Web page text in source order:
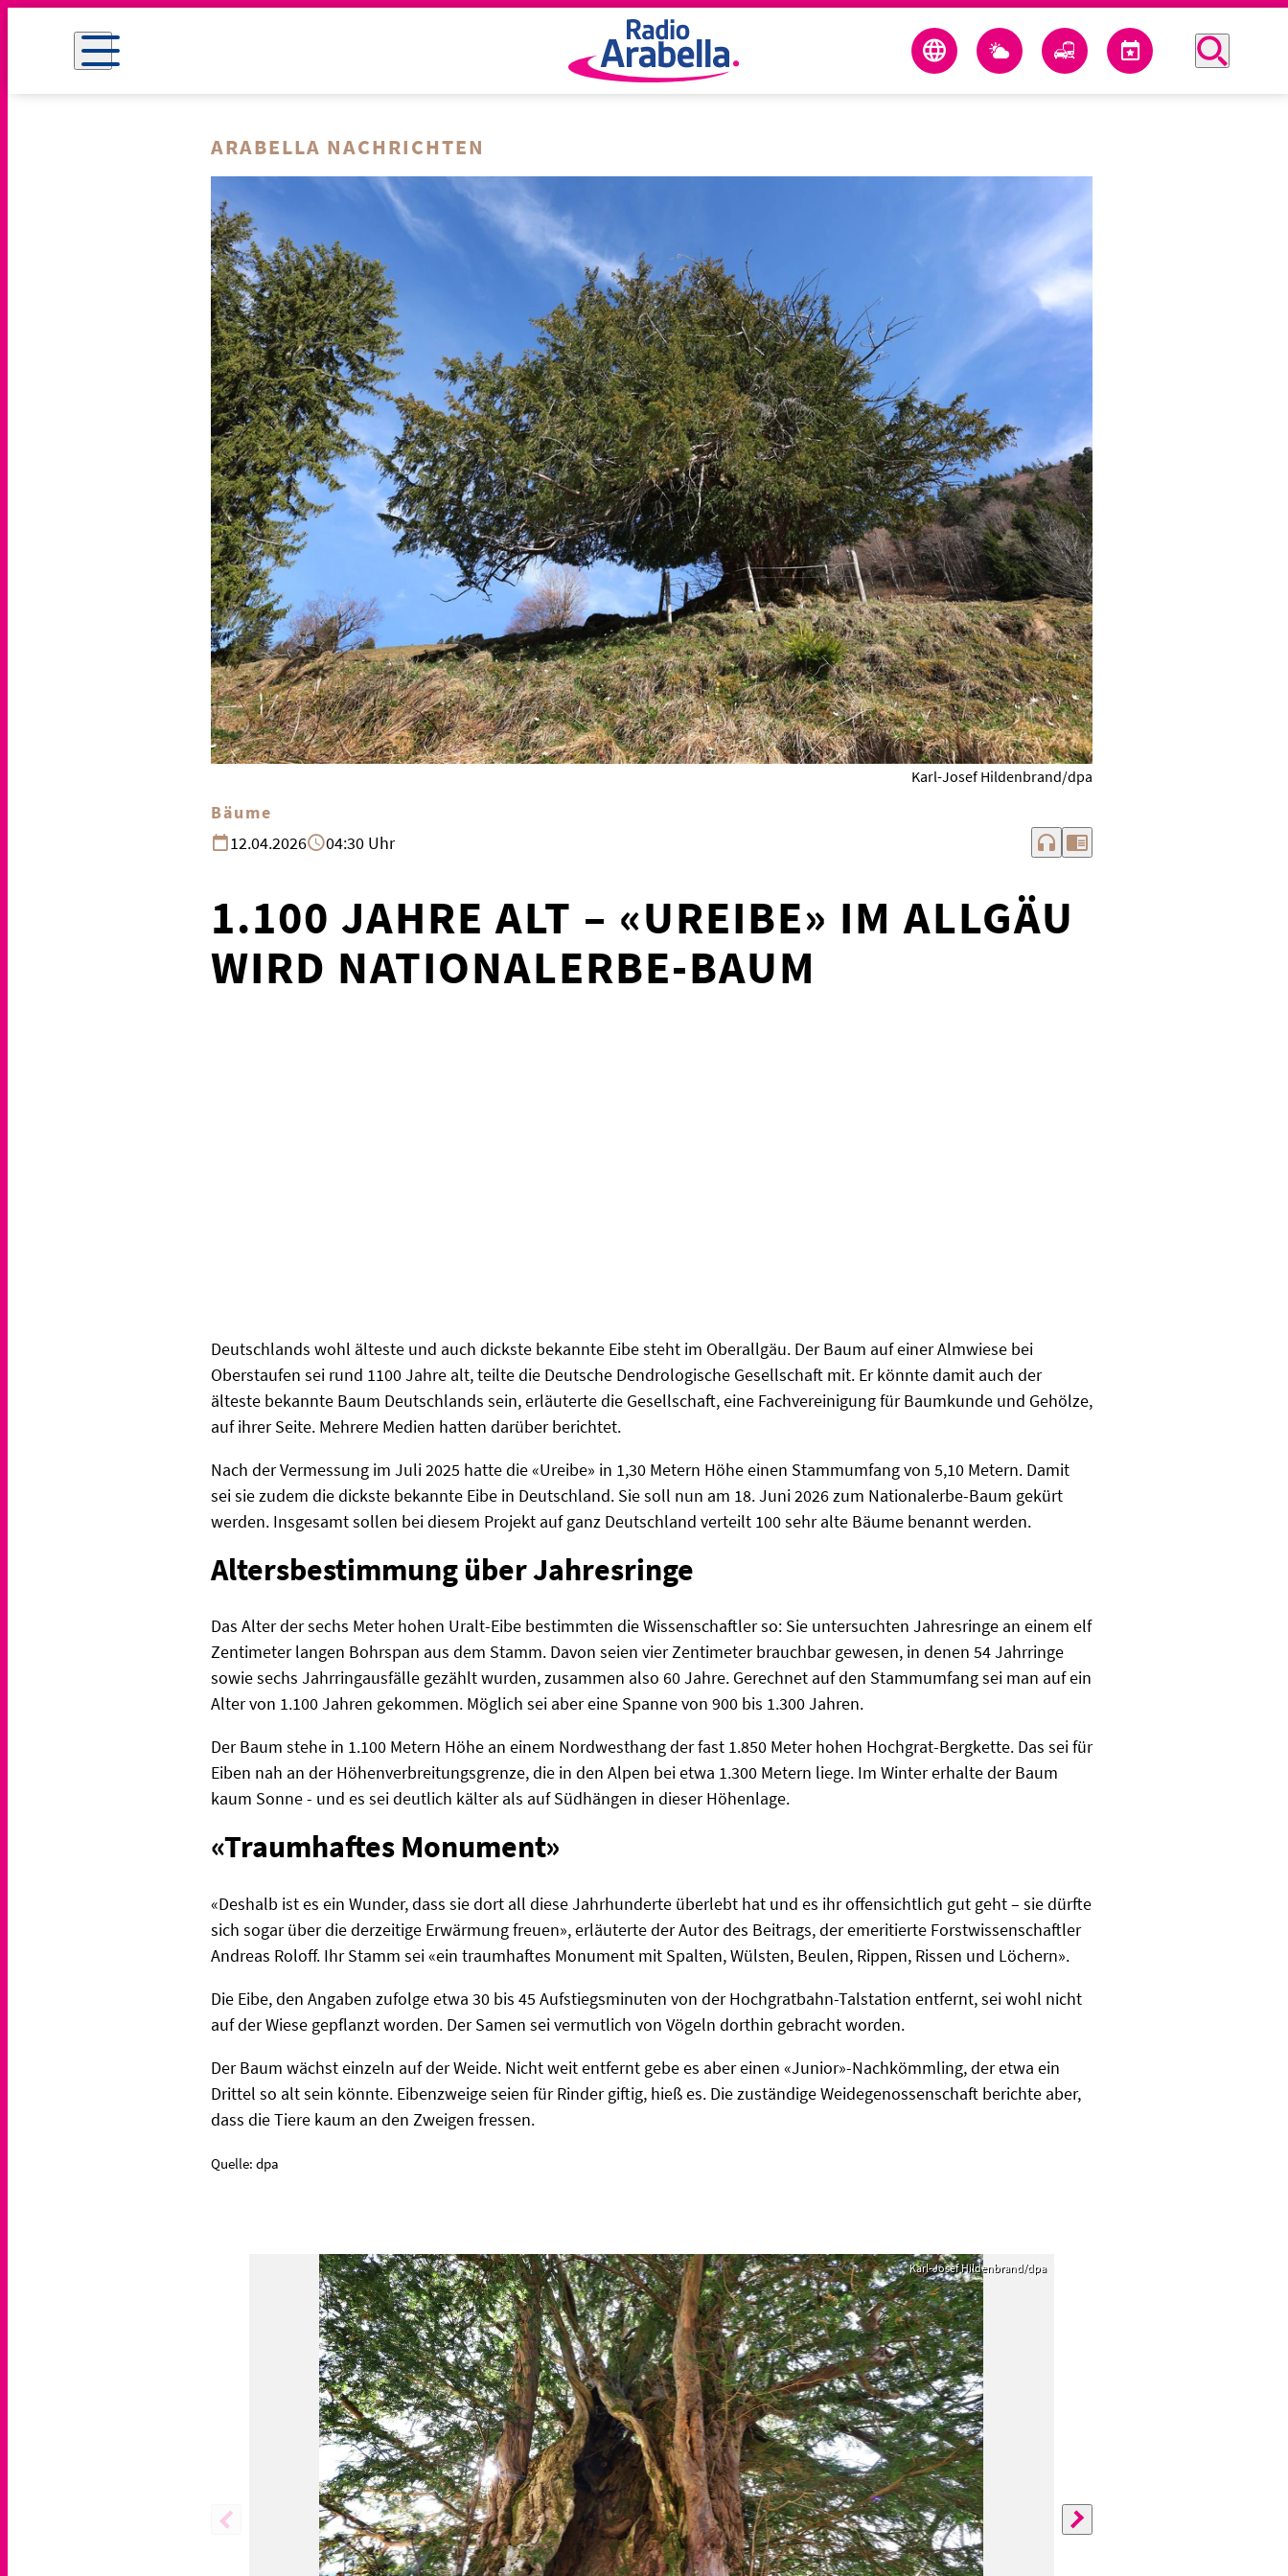
ARABELLA NACHRICHTEN
Karl-Josef Hildenbrand/dpa
Bäume
12.04.2026
04:30 Uhr headphones chrome_reader_mode
1.100 JAHRE ALT – «UREIBE» IM ALLGÄU
WIRD NATIONALERBE-BAUM
Deutschlands wohl älteste und auch dickste bekannte Eibe steht im Oberallgäu. Der Baum auf einer Almwiese bei
Oberstaufen sei rund 1100 Jahre alt, teilte die Deutsche Dendrologische Gesellschaft mit. Er könnte damit auch der
älteste bekannte Baum Deutschlands sein, erläuterte die Gesellschaft, eine Fachvereinigung für Baumkunde und Gehölze,
auf ihrer Seite. Mehrere Medien hatten darüber berichtet.
Nach der Vermessung im Juli 2025 hatte die «Ureibe» in 1,30 Metern Höhe einen Stammumfang von 5,10 Metern. Damit
sei sie zudem die dickste bekannte Eibe in Deutschland. Sie soll nun am 18. Juni 2026 zum Nationalerbe-Baum gekürt
werden. Insgesamt sollen bei diesem Projekt auf ganz Deutschland verteilt 100 sehr alte Bäume benannt werden.
Altersbestimmung über Jahresringe
Das Alter der sechs Meter hohen Uralt-Eibe bestimmten die Wissenschaftler so: Sie untersuchten Jahresringe an einem elf
Zentimeter langen Bohrspan aus dem Stamm. Davon seien vier Zentimeter brauchbar gewesen, in denen 54 Jahrringe
sowie sechs Jahrringausfälle gezählt wurden, zusammen also 60 Jahre. Gerechnet auf den Stammumfang sei man auf ein
Alter von 1.100 Jahren gekommen. Möglich sei aber eine Spanne von 900 bis 1.300 Jahren.
Der Baum stehe in 1.100 Metern Höhe an einem Nordwesthang der fast 1.850 Meter hohen Hochgrat-Bergkette. Das sei für
Eiben nah an der Höhenverbreitungsgrenze, die in den Alpen bei etwa 1.300 Metern liege. Im Winter erhalte der Baum
kaum Sonne - und es sei deutlich kälter als auf Südhängen in dieser Höhenlage.
«Traumhaftes Monument»
«Deshalb ist es ein Wunder, dass sie dort all diese Jahrhunderte überlebt hat und es ihr offensichtlich gut geht – sie dürfte
sich sogar über die derzeitige Erwärmung freuen», erläuterte der Autor des Beitrags, der emeritierte Forstwissenschaftler
Andreas Roloff. Ihr Stamm sei «ein traumhaftes Monument mit Spalten, Wülsten, Beulen, Rippen, Rissen und Löchern».
Die Eibe, den Angaben zufolge etwa 30 bis 45 Aufstiegsminuten von der Hochgratbahn-Talstation entfernt, sei wohl nicht
auf der Wiese gepflanzt worden. Der Samen sei vermutlich von Vögeln dorthin gebracht worden.
Der Baum wächst einzeln auf der Weide. Nicht weit entfernt gebe es aber einen «Junior»-Nachkömmling, der etwa ein
Drittel so alt sein könnte. Eibenzweige seien für Rinder giftig, hieß es. Die zuständige Weidegenossenschaft berichte aber,
dass die Tiere kaum an den Zweigen fressen.
Quelle: dpa
Karl-Josef Hildenbrand/dpa